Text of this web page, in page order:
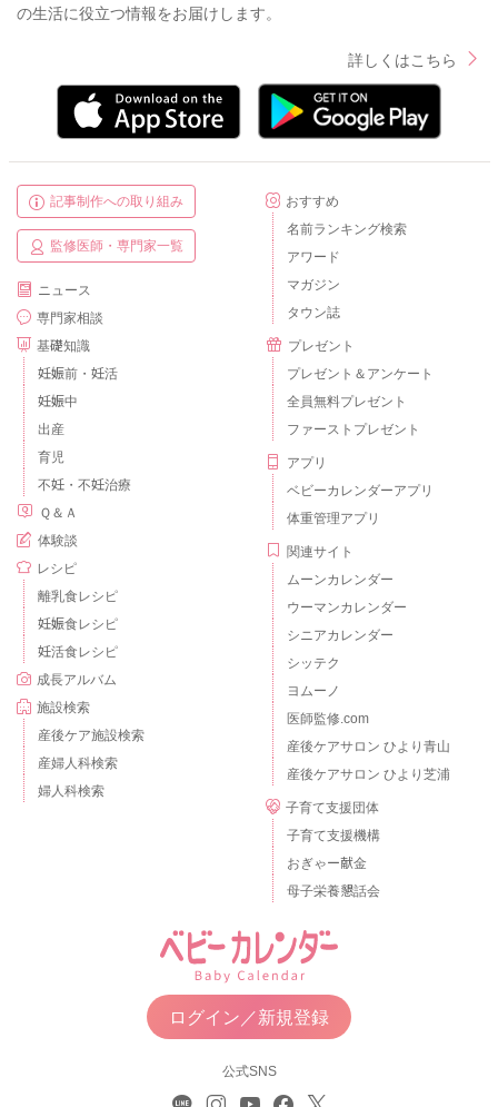
の生活に役立つ情報をお届けします。
詳しくはこちら
記事制作への取り組み
監修医師・専門家一覧
ニュース
専門家相談
基礎知識
妊娠前・妊活
妊娠中
出産
育児
不妊・不妊治療
Ｑ＆Ａ
体験談
レシピ
離乳食レシピ
妊娠食レシピ
妊活食レシピ
成長アルバム
施設検索
産後ケア施設検索
産婦人科検索
婦人科検索
おすすめ
名前ランキング検索
アワード
マガジン
タウン誌
プレゼント
プレゼント＆アンケート
全員無料プレゼント
ファーストプレゼント
アプリ
ベビーカレンダーアプリ
体重管理アプリ
関連サイト
ムーンカレンダー
ウーマンカレンダー
シニアカレンダー
シッテク
ヨムーノ
医師監修.com
産後ケアサロン ひより青山
産後ケアサロン ひより芝浦
子育て支援団体
子育て支援機構
おぎゃー献金
母子栄養懇話会
ログイン／新規登録
公式SNS